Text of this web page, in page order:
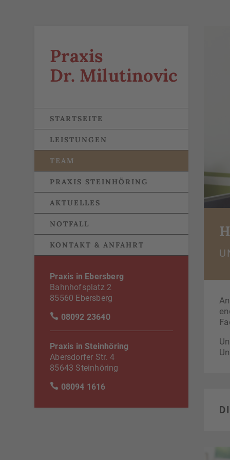
Praxis
Dr. Milutinovic
STARTSEITE
LEISTUNGEN
TEAM
PRAXIS STEINHÖRING
AKTUELLES
NOTFALL
KONTAKT & ANFAHRT
Praxis in Ebersberg
Bahnhofsplatz 2
85560 Ebersberg
08092 23640
Praxis in Steinhöring
Abersdorfer Str. 4
85643 Steinhöring
08094 1616